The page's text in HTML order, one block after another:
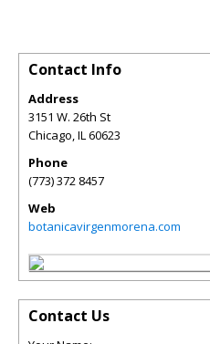
Contact Info
Address
3151 W. 26th St
Chicago IL 60623
Phone
(773) 372 8457
Web
botanicavirgenmorena.com
Contact Us